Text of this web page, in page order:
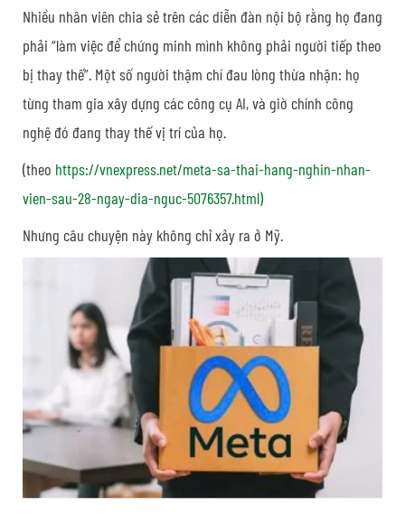
Nhiều nhân viên chia sẻ trên các diễn đàn nội bộ rằng họ đang
phải “làm việc để chứng minh mình không phải người tiếp theo
bị thay thế”. Một số người thậm chí đau lòng thừa nhận: họ
từng tham gia xây dựng các công cụ AI, và giờ chính công
nghệ đó đang thay thế vị trí của họ.
(theo https://vnexpress.net/meta-sa-thai-hang-nghin-nhan-
vien-sau-28-ngay-dia-nguc-5076357.html)
Nhưng câu chuyện này không chỉ xảy ra ở Mỹ.